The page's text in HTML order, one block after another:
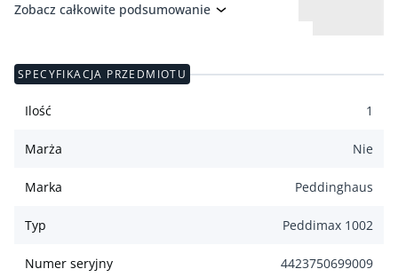
Zobacz całkowite podsumowanie
SPECYFIKACJA PRZEDMIOTU
Ilość 1
Marża Nie
Marka Peddinghaus
Typ Peddimax 1002
Numer seryjny 4423750699009